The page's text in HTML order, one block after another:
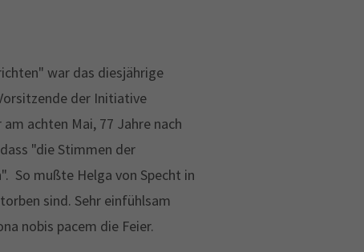
war das diesjährige
der Initiative
achten Mai, 77 Jahre nach
"die Stimmen der
So mußte Helga von Specht in
sind. Sehr einfühlsam
nobis pacem die Feier.